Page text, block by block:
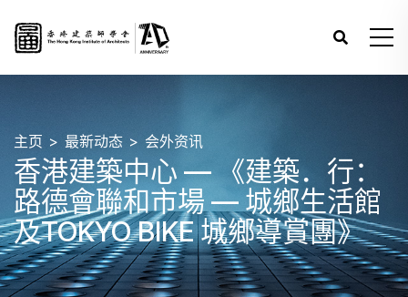
主页 最新动态 会外资讯
香港建築中心 — 《建築．行：
路德會聯和市場 — 城鄉生活館
及TOKYO BIKE 城鄉導賞團》